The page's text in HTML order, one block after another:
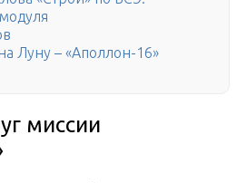
Луну – «Аполлон-16»
миссии